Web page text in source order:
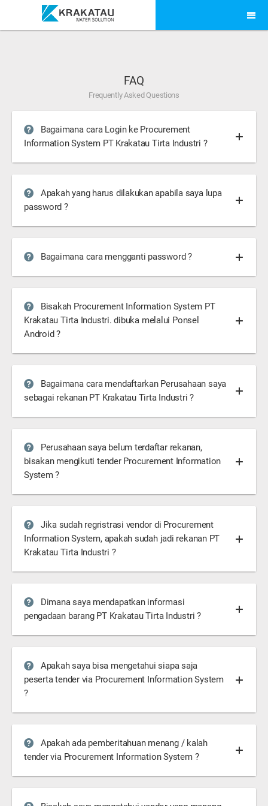
FAQ
Frequently Asked Questions
Bagaimana cara Login ke Procurement
Information System PT Krakatau Tirta Industri ?
Apakah yang harus dilakukan apabila saya lupa
password ?
Bagaimana cara mengganti password ?
Bisakah Procurement Information System PT
Krakatau Tirta Industri. dibuka melalui Ponsel
Android ?
Bagaimana cara mendaftarkan Perusahaan saya
sebagai rekanan PT Krakatau Tirta Industri ?
Perusahaan saya belum terdaftar rekanan,
bisakan mengikuti tender Procurement Information
System ?
Jika sudah regristrasi vendor di Procurement
Information System, apakah sudah jadi rekanan PT
Krakatau Tirta Industri ?
Dimana saya mendapatkan informasi
pengadaan barang PT Krakatau Tirta Industri ?
Apakah saya bisa mengetahui siapa saja
peserta tender via Procurement Information System
?
Apakah ada pemberitahuan menang / kalah
tender via Procurement Information System ?